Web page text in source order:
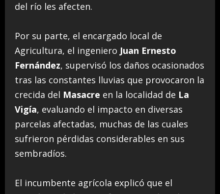
del río les afecten.
Por su parte, el encargado local de
Agricultura, el ingeniero Juan Ernesto
Fernández, supervisó los daños ocasionados
tras las constantes lluvias que provocaron la
crecida del Masacre en la localidad de La
Vigía, evaluando el impacto en diversas
parcelas afectadas, muchas de las cuales
sufrieron pérdidas considerables en sus
sembradíos.
El incumbente agrícola explicó que el